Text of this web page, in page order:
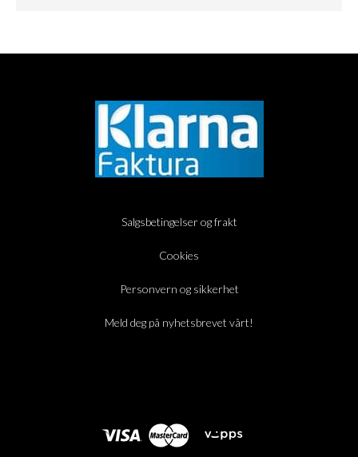
Salgsbetingelser og frakt
Cookies
Personvern og sikkerhet
Meld deg på nyhetsbrevet vårt!